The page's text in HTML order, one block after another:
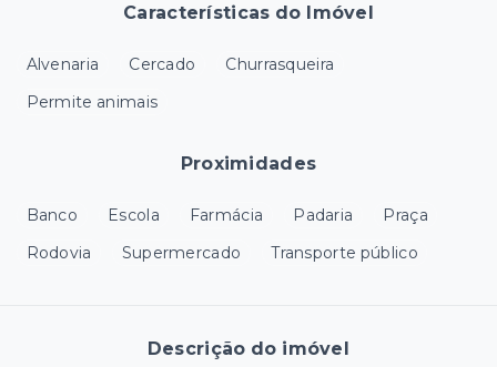
Características do Imóvel
Alvenaria Cercado
Churrasqueira
Permite animais
Proximidades
Banco Escola Farmácia Padaria
Praça
Rodovia
Supermercado Transporte público
Descrição do imóvel